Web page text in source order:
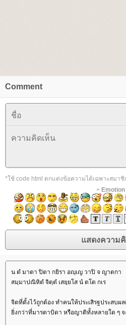
Comment
*ใช้ code html ตกแต่งข้อความได้เฉพาะสมาชิ
+ Emotion
น ตํ มาตา ปิตา กยิรา อญฺเญ วาปิ จ ญาตกา
สมฺมาปณิหิตํ จิตฺตํ เสยฺยโส นํ ตโต กเร
จิตที่ตั้งไว้ถูกต้อง ทำคนให้ประเสิรฐประสบผ
งกว่าที่มารดาบิดา หรือญาติทั้งหลายใด ๆ จ